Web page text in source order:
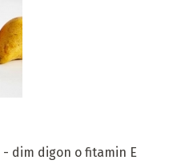
- dim digon o fitamin E